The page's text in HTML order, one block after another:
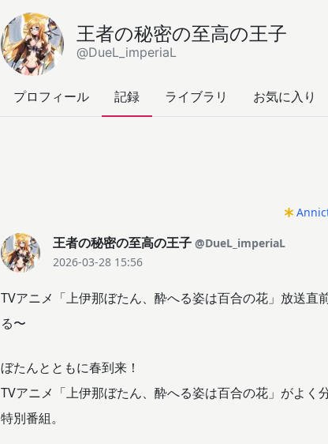
王者の秘密の至高の王子
@DueL_imperiaL
プロフィール 記録 ライブラリ お気に入り
王者の秘密の至高の王子 @DueL_imperiaL
2026-03-28 15:56
TVアニメ「上伊那ぼたん、酔へる姿は百合の花」放送直
る〜
ぼたんとともに春到来！
TVアニメ「上伊那ぼたん、酔へる姿は百合の花」がよく
特別番組。